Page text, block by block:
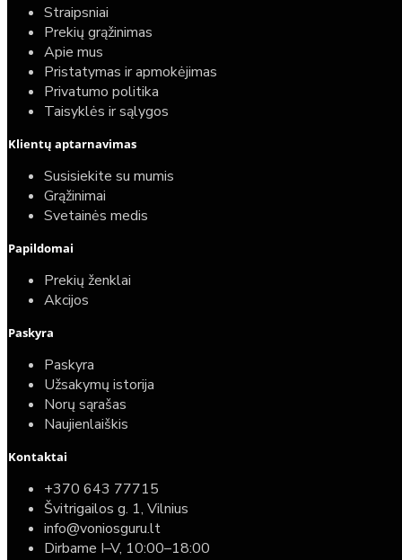
Straipsniai
Prekių grąžinimas
Apie mus
Pristatymas ir apmokėjimas
Privatumo politika
Taisyklės ir sąlygos
Klientų aptarnavimas
Susisiekite su mumis
Grąžinimai
Svetainės medis
Papildomai
Prekių ženklai
Akcijos
Paskyra
Paskyra
Užsakymų istorija
Norų sąrašas
Naujienlaiškis
Kontaktai
+370 643 77715
Švitrigailos g. 1, Vilnius
info@voniosguru.lt
Dirbame I–V, 10:00–18:00